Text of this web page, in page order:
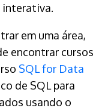
interativa.
em uma área,
encontrar cursos
SQL for Data
de SQL para
usando o